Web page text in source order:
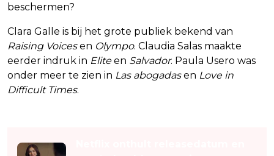
beschermen?
Clara Galle is bij het grote publiek bekend van
Raising Voicesen Olympo. Claudia Salas maakte
eerder indruk in Eliteen Salvador. Paula Usero was
onder meer te zien in Las abogadasen Love in
Difficult Times.